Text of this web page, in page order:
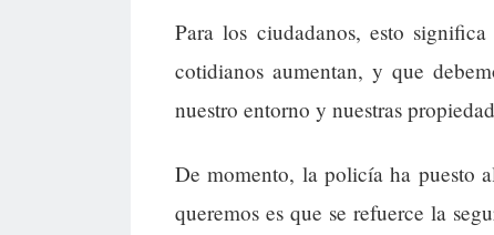
Para los ciudadanos, esto
cotidianos aumentan, y que
nuestro entorno y nuestras
De momento, la policía ha puesto
queremos es que se refuerce la